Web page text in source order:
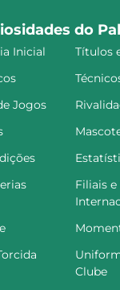
do
Inicial
Títulos
Jogos
Filiais
Clube